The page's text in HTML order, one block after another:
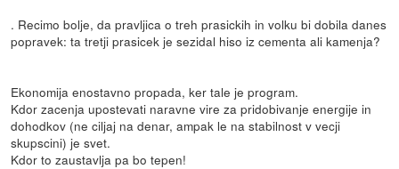
. Recimo bolje, da pravljica o treh prasickih in volku bi dobila danes
popravek: ta tretji prasicek je sezidal hiso iz cementa ali kamenja?
Ekonomija enostavno propada, ker tale je program.
Kdor zacenja upostevati naravne vire za pridobivanje energije in
dohodkov (ne ciljaj na denar, ampak le na stabilnost v vecji
skupscini) je svet.
Kdor to zaustavlja pa bo tepen!